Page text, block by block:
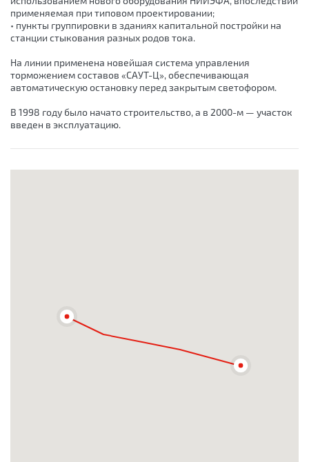
применяемая при типовом проектировании;
• пункты группировки в зданиях капитальной постройки на
станции стыкования разных родов тока.
На линии применена новейшая система управления
торможением составов «САУТ-Ц», обеспечивающая
автоматическую остановку перед закрытым светофором.
В 1998 году было начато строительство, а в 2000-м — участок
введен в эксплуатацию.